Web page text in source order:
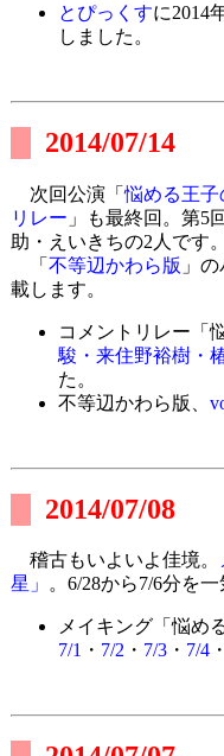
とぴっくすに2014
しました。
2014/07/14
次回公演「悩める王子
リレー 」も最終回。第5
助・えいきちの2人です。
「 不等辺かわら版 」
載します。
コメントリレー「
駿・来住野裕樹・
た。
不等辺かわら版、
2014/07/08
稽古もいよいよ佳境。
星」 。6/28から7/6分を
メイキング「悩め
7/1 ・ 7/2・ 7/3・ 7/4・